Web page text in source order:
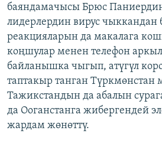
баяндамачысы Брюс
лидерлердин вирус чыккандан
реакцияларын да макалага
коңшулар менен телефон
байланышка чыгып, атүгүл
таптакыр танган Түркмөнстан
Тажикстандын да абалын
да Ооганстанга жибергендей
жардам жөнөттү.